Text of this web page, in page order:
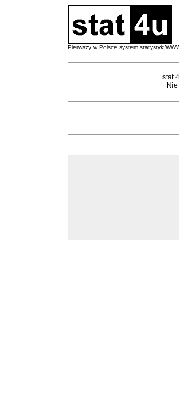
Pierwszy w Polsce system statystyk